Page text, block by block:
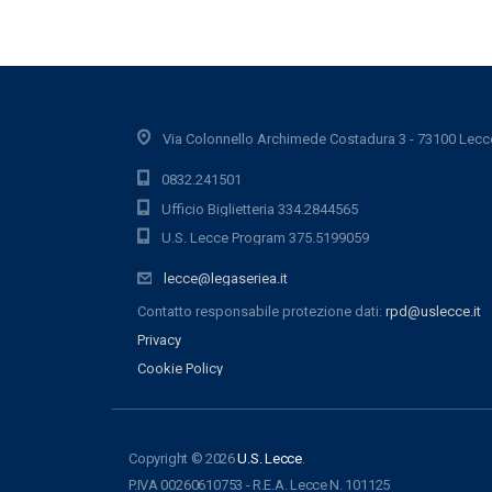
Via Colonnello Archimede Costadura 3 - 73100
0832.241501
Ufficio Biglietteria 334.2844565
U.S. Lecce Program 375.5199059
lecce@legaseriea.it
Contatto responsabile protezione dati: rpd@uslecce.it
Privacy
Cookie Policy
Copyright © 2026U.S. Lecce.
P.IVA 00260610753 - R.E.A. Lecce N. 101125